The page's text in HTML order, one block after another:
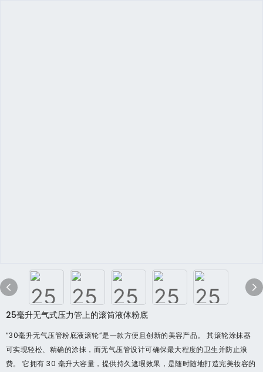
25毫升无气式压力管上的滚筒液体粉底
“30毫升无气压管粉底液滚轮”是一款方便且创新的美容产品。 其滚轮涂抹器
可实现轻松、精确的涂抹，而无气压管设计可确保最大程度的卫生并防止浪
费。 它拥有 30 毫升大容量，提供持久遮瑕效果，是随时随地打造完美妆容的